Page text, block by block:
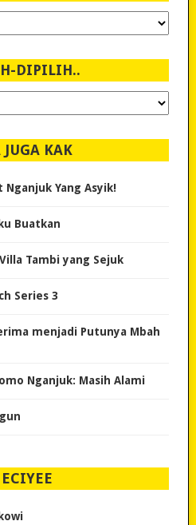
DIPILIH..
JUGA KAK
Yang Asyik!
Buatkan
Tambi yang Sejuk
Series 3
menjadi Putunya Mbah
Nganjuk: Masih Alami